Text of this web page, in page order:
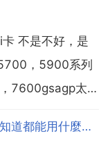
不是不好，是
，5900系列
7600gsagp太
出現莫名其妙的
我想泡泡菜吃可不知道怎麼泡好也不知道都能用什麼菜泡還有那泡菜水是怎麼弄出來的呀